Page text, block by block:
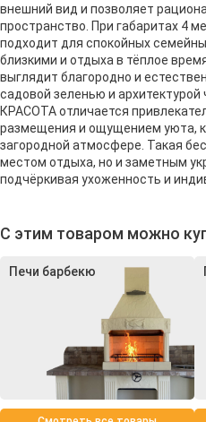
внешний вид и позволяет
пространство. При габаритах 4
подходит для спокойных
близкими и отдыха в тёплое
выглядит благородно и
садовой зеленью и
КРАСОТА отличается
размещения и ощущением уюта,
загородной атмосфере. Такая
местом отдыха, но и заметным
подчёркивая ухоженность и
С этим товаром можно
Печи барбекю